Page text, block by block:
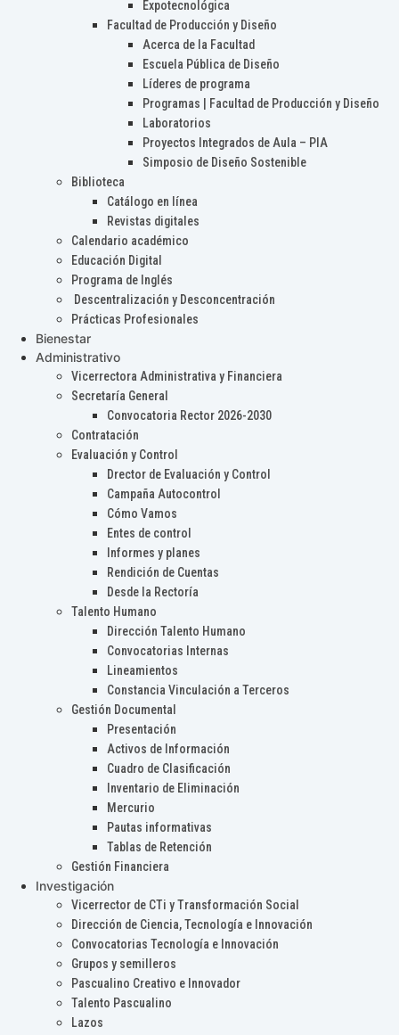
Expotecnológica
Facultad de Producción y Diseño
Acerca de la Facultad
Escuela Pública de Diseño
Líderes de programa
Programas | Facultad de Producción y Diseño
Laboratorios
Proyectos Integrados de Aula – PIA
Simposio de Diseño Sostenible
Biblioteca
Catálogo en línea
Revistas digitales
Calendario académico
Educación Digital
Programa de Inglés
Descentralización y Desconcentración
Prácticas Profesionales
Bienestar
Administrativo
Vicerrectora Administrativa y Financiera
Secretaría General
Convocatoria Rector 2026-2030
Contratación
Evaluación y Control
Drector de Evaluación y Control
Campaña Autocontrol
Cómo Vamos
Entes de control
Informes y planes
Rendición de Cuentas
Desde la Rectoría
Talento Humano
Dirección Talento Humano
Convocatorias Internas
Lineamientos
Constancia Vinculación a Terceros
Gestión Documental
Presentación
Activos de Información
Cuadro de Clasificación
Inventario de Eliminación
Mercurio
Pautas informativas
Tablas de Retención
Gestión Financiera
Investigación
Vicerrector de CTi y Transformación Social
Dirección de Ciencia, Tecnología e Innovación
Convocatorias Tecnología e Innovación
Grupos y semilleros
Pascualino Creativo e Innovador
Talento Pascualino
Lazos